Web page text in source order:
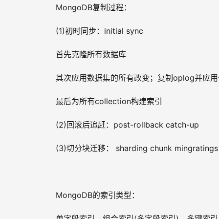
MongoDB复制过程：
(1)初时同步：initial sync
首先克隆所有数据库
其次应用数据集的所有改变；复制oplog并应
最后为所有collection构建索引
(2)回滚后追赶：post-rollback catch-up
(3)切分块迁移： sharding chunk mingratings
MongoDB的索引类型：